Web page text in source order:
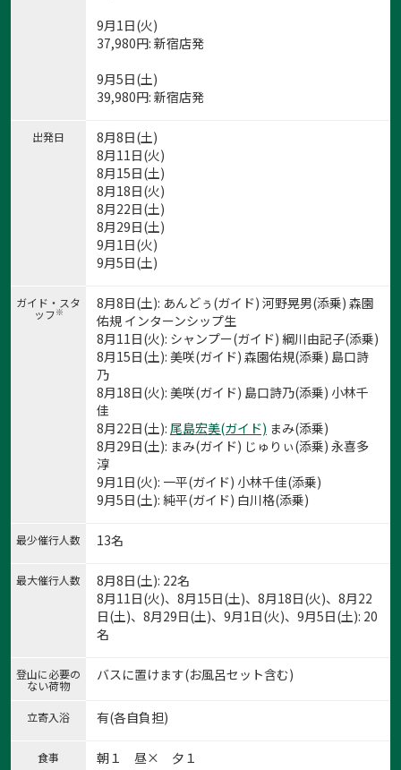
9月1日(火)
37,980円: 新宿店発
9月5日(土)
39,980円: 新宿店発
出発日
8月8日(土)
8月11日(火)
8月15日(土)
8月18日(火)
8月22日(土)
8月29日(土)
9月1日(火)
9月5日(土)
ガイド・スタ
ッフ※
8月8日(土): あんどぅ(ガイド) 河野晃男(添乗) 森園
佑規 インターンシップ生
8月11日(火): シャンプー(ガイド) 綱川由記子(添乗)
8月15日(土): 美咲(ガイド) 森園佑規(添乗) 島口詩
乃
8月18日(火): 美咲(ガイド) 島口詩乃(添乗) 小林千
佳
8月22日(土): 尾島宏美(ガイド) まみ(添乗)
8月29日(土): まみ(ガイド) じゅりぃ(添乗) 永喜多
淳
9月1日(火): 一平(ガイド) 小林千佳(添乗)
9月5日(土): 純平(ガイド) 白川格(添乗)
最少催行人数 13名
最大催行人数
8月8日(土): 22名
8月11日(火)、8月15日(土)、8月18日(火)、8月22
日(土)、8月29日(土)、9月1日(火)、9月5日(土): 20
名
登山に必要の
ない荷物
バスに置けます(お風呂セット含む)
立寄入浴 有(各自負担)
食事 朝１ 昼× 夕１